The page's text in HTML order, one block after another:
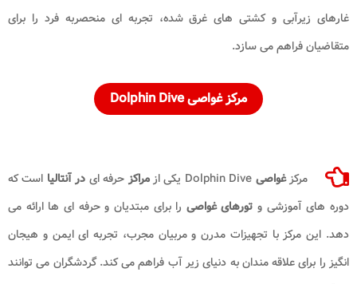
غارهای زیرآبی و کشتی های غرق شده، تجربه ای منحصربه فرد را برای
متقاضیان فراهم می سازد.
مرکز غواصی Dolphin Dive
مرکزغواصی Dolphin Dive یکی از مراکزحرفه ای در آنتالیا است که
دوره های آموزشی و تورهای غواصی را برای مبتدیان و حرفه ای ها ارائه می
دهد. این مرکز با تجهیزات مدرن و مربیان مجرب، تجربه ای ایمن و هیجان
انگیز را برای علاقه مندان به دنیای زیر آب فراهم می کند. گردشگران می توانند